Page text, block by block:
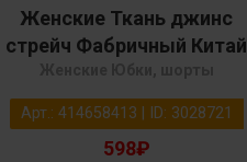
Женские Ткань джинс
стрейч Фабричный Китай
Арт.: 414658413 | ID: 3028721
598₽